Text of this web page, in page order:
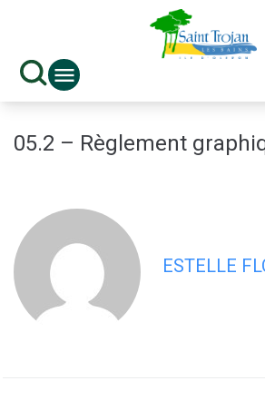
05.2 – Règlement
ESTELLE